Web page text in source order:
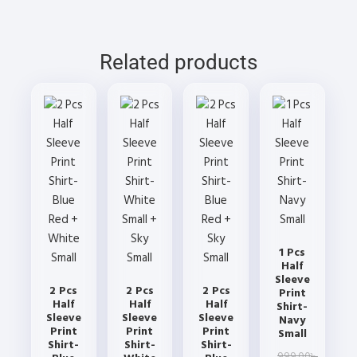
the
product
page
be
chosen
the
product
page
be
chosen
the
product
page
product
page
Related products
2 Pcs
Half
Sleeve
Print
Shirt-
2 Pcs
Half
Sleeve
Print
Shirt-
2 Pcs
Half
Sleeve
Print
Shirt-
1 Pcs
Half
Sleeve
Print
Shirt-
Navy
Small